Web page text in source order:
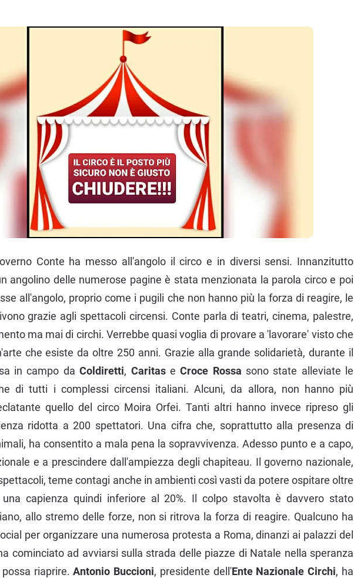
Conte ha messo all'angolo il circo e in diversi sensi. Innanzitutto
angolino delle numerose pagine è stata menzionata la parola circo e poi
all'angolo, proprio come i pugili che non hanno più la forza di reagire, le
grazie agli spettacoli circensi. Conte parla di teatri, cinema, palestre,
ma mai di circhi. Verrebbe quasi voglia di provare a 'lavorare' visto che
che esiste da oltre 250 anni. Grazie alla grande solidarietà, durante il
in campo daColdiretti, CaritaseCroce Rossa sono state alleviate le
di tutti i complessi circensi italiani. Alcuni, da allora, non hanno più
quello del circo Moira Orfei. Tanti altri hanno invece ripreso gli
ridotta a 200 spettatori. Una cifra che, soprattutto alla presenza di
ha consentito a mala pena la sopravvivenza. Adesso punto e a capo,
e a prescindere dall'ampiezza degli chapiteau. Il governo nazionale,
teme contagi anche in ambienti così vasti da potere ospitare oltre
capienza quindi inferiore al 20%. Il colpo stavolta è davvero stato
allo stremo delle forze, non si ritrova la forza di reagire. Qualcuno ha
per organizzare una numerosa protesta a Roma, dinanzi ai palazzi del
cominciato ad avviarsi sulla strada delle piazze di Natale nella speranza
riaprire.Antonio Buccioni, presidente dell'Ente Nazionale Circhi, ha